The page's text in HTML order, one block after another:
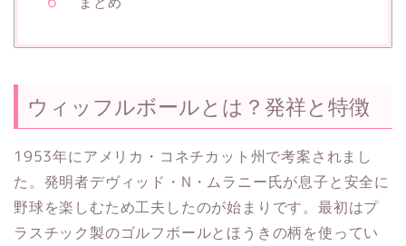
ウィッフルボールとは？発祥と特徴
1953年にアメリカ・コネチカット州で考案されまし
た。発明者デヴィッド・N・ムラニー氏が息子と安全に
野球を楽しむため工夫したのが始まりです。最初はプ
ラスチック製のゴルフボールとほうきの柄を使ってい